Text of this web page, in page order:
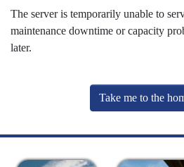
The server is temporarily unable to
maintenance downtime or capacity
later.
Take me to the